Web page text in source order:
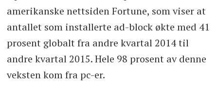
amerikanske nettsiden Fortune, som viser at
antallet som installerte ad-block økte med 41
prosent globalt fra andre kvartal 2014 til
andre kvartal 2015. Hele 98 prosent av denne
veksten kom fra pc-er.